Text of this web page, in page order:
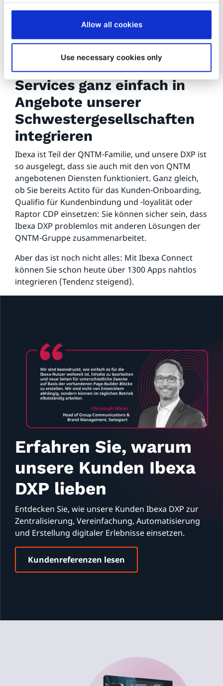
Allow all cookies
Use necessary cookies only
Services ganz einfach in
Angebote unserer
Schwestergesellschaften
integrieren
Ibexa ist Teil der QNTM-Familie, und unsere DXP ist
so ausgelegt, dass sie auch mit den von QNTM
angebotenen Diensten funktioniert. Ganz gleich,
ob Sie bereits Actito für das Kunden-Onboarding,
Qualifio für Kundenbindung und -loyalität oder
Raptor CDP einsetzen: Sie können sicher sein, dass
Ibexa DXP problemlos mit anderen Lösungen der
QNTM-Gruppe zusammenarbeitet.
Aber das ist noch nicht alles: Mit Ibexa Connect
können Sie schon heute über 1300 Apps nahtlos
integrieren (Tendenz steigend).
Erfahren Sie, warum
unsere Kunden Ibexa
DXP lieben
Entdecken Sie, wie unsere Kunden Ibexa DXP zur
Zentralisierung, Vereinfachung, Automatisierung
und Erstellung digitaler Erlebnisse einsetzen.
Kundenreferenzen lesen